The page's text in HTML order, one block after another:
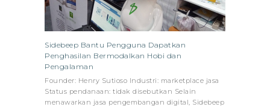
Sidebeep Bantu Pengguna Dapatkan
Penghasilan Bermodalkan Hobi dan
Pengalaman
Founder: Henry Sutioso Industri: marketplace jasa
Status pendanaan: tidak disebutkan Selain
menawarkan jasa pengembangan digital, Sidebeep